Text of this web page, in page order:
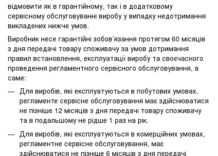
відмовити як в гарантійному, так і в додатковому
сервісному обслуговуванні виробу у випадку недотримання
викладених нижче умов.
Виробник несе гарантійні зобов’язання протягом 60 місяців
з дня передачі товару споживачу за умов дотримання
правил встановлення, експлуатації виробу та своєчасного
проведення регламентного сервісного обслуговування, а
саме:
Для виробів, які експлуатуються в побутових умовах,
регламенте сервісне обслуговування має здійснюватися
не пізніше 12 місяців з дня передачі товару споживачу
та в подальшому не рідше 1 раз на рік.
Для виробів, які експлуатуються в комерційних умовах,
регламентне сервісне обслуговування, має
здійснюватися не пізніше 6 місяців з дня передачі